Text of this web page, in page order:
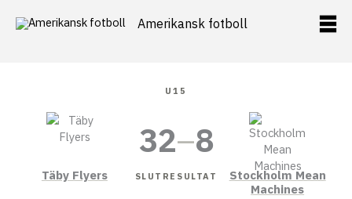
Amerikansk fotboll
U15
Täby Flyers
32–8
SLUTRESULTAT
Stockholm Mean
Machines